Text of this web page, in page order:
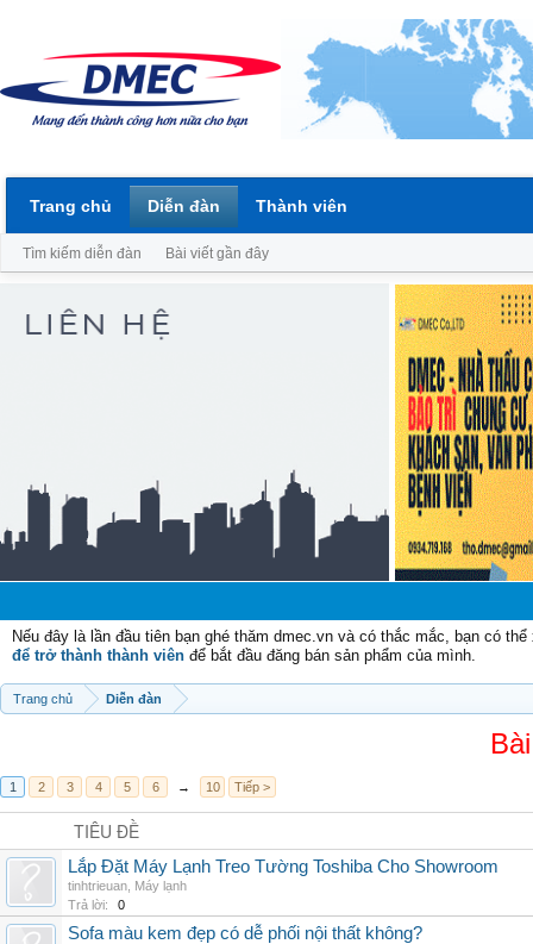
Nếu đây là lần đầu tiên bạn ghé thăm dmec.vn và có thắc mắc, bạn có
để trở thành thành viên để bắt đầu đăng bán sản phẩm của mình.
Trang chủ Diễn đàn
1 2 3 4 5 6 → 10 Tiếp >
TIÊU ĐỀ
Lắp Đặt Máy Lạnh Treo Tường Toshiba Cho Showroom
tinhtrieuan Máy lạnh
Trả lời:
0
Sofa màu kem đẹp có dễ phối nội thất không?
Trang chủ Diễn đàn
Tìm kiếm diễn đàn Bài viết gần đây
Thành viên